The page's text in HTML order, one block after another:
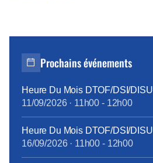
Prochains événements
Heure Du Mois DTOF/DSI/DISU
11/09/2026· 11h00 - 12h00
Heure Du Mois DTOF/DSI/DISU
16/09/2026· 11h00 - 12h00